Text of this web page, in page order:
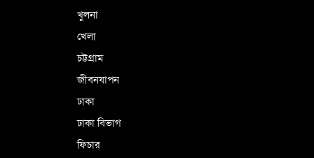
খুলনা
খেলা
চট্টগ্রাম
জীবনযাপন
ঢাকা
ঢাকা বিভাগ
ফিচার